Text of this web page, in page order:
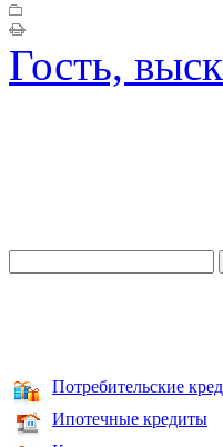
Гость,
Потребительские
Ипотечные кредиты